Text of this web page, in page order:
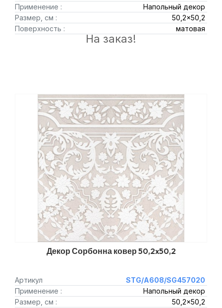
Применение :
Напольный декор
Размер, см :
50,2x50,2
Поверхность :
матовая
На заказ!
Декор Сорбонна ковер 50,2x50,2
Артикул
STG/A608/SG457020
Применение :
Напольный декор
Размер, см :
50,2x50,2